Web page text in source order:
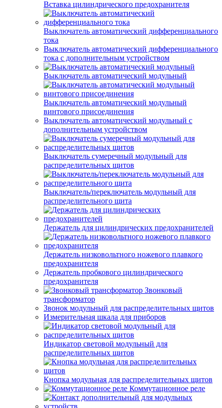
Вставка цилиндрического предохранителя
Выключатель автоматический дифференциального
тока
Выключатель автоматический дифференциального
тока с дополнительным устройством
Выключатель автоматический модульный
Выключатель автоматический модульный
винтового присоединения
Выключатель автоматический модульный с
дополнительным устройством
Выключатель сумеречный модульный для
распределительных щитов
Выключатель/переключатель модульный для
распределительного щита
Держатель для цилиндрических предохранителей
Держатель низковольтного ножевого плавкого
предохранителя
Держатель пробкового цилиндрического
предохранителя
Звонковый
трансформатор
Звонок модульный для распределительных щитов
Измерительная шкала для приборов
Индикатор световой модульный для
распределительных щитов
Кнопка модульная для распределительных щитов
Коммутационное реле